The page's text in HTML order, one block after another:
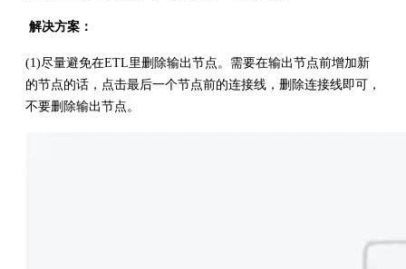
解决方案：
(1)尽量避免在ETL里删除输出节点。需要在输出节点前增加新
的节点的话，点击最后一个节点前的连接线，删除连接线即可，
不要删除输出节点。